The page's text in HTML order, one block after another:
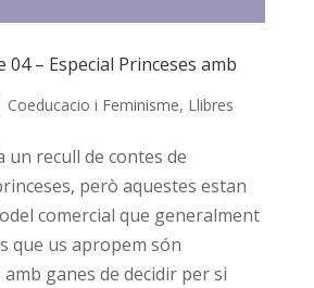
04 – Especial Princeses amb
Coeducacio i Feminisme, Llibres
un recull de contes de
però aquestes estan
comercial que generalment
que us apropem són
ganes de decidir per si